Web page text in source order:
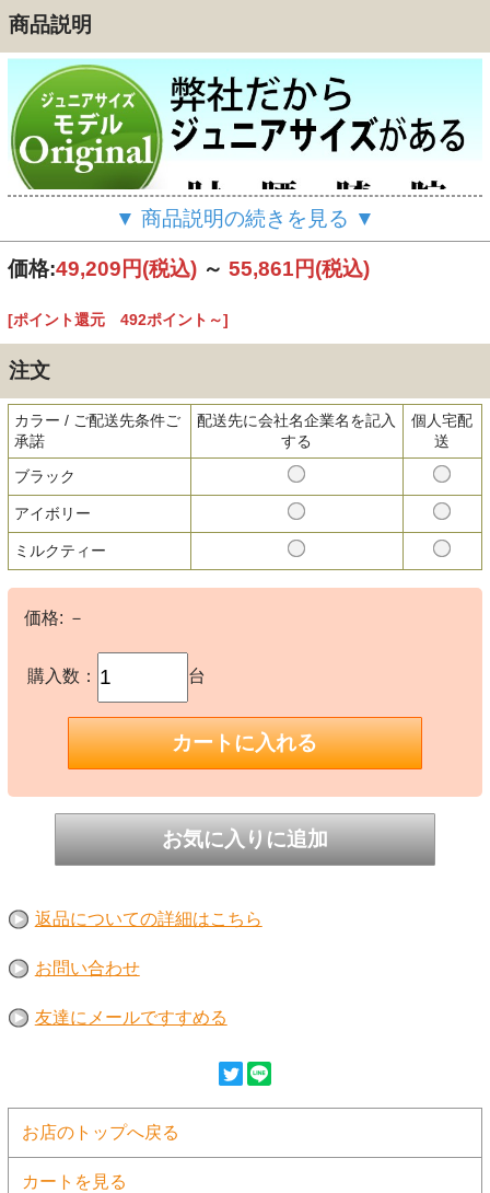
商品説明
▼ 商品説明の続きを見る ▼
価格:49,209円(税込) ～ 55,861円(税込)
[ポイント還元 492ポイント～]
注文
カラー / ご配送先条件ご
承諾
配送先に会社名企業名を記入
する
個人宅配
送
ブラック
アイボリー
ミルクティー
価格: －
購入数： 台
返品についての詳細はこちら
お問い合わせ
友達にメールですすめる
お店のトップへ戻る
カートを見る